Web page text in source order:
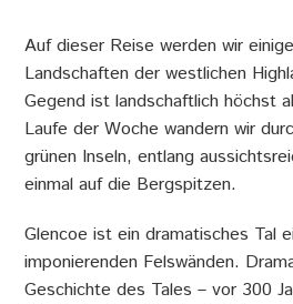
e
r
Auf dieser Reise werden wir
Landschaften der westlichen
Gegend ist landschaftlich höchst
Laufe der Woche wandern wir
grünen Inseln, entlang
einmal auf die Bergspitzen.
Glencoe ist ein dramatisches Tal
imponierenden Felswänden.
Geschichte des Tales – vor 300